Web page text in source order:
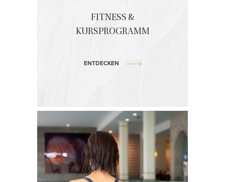
FITNESS &
KURSPROGRAMM
ENTDECKEN